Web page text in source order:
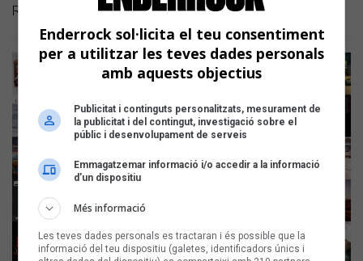
Repassem els llançaments discogràfics dels darrers dies
Enderrock sol·licita el teu consentiment
per a utilitzar les teves dades personals
amb aquests objectius
Publicitat i continguts personalitzats, mesurament de
la publicitat i del contingut, investigació sobre el
públic i desenvolupament de serveis
Emmagatzemar informació i/o accedir a la informació
d’un dispositiu
Més informació
Les teves dades personals es tractaran i és possible que la
informació del teu dispositiu (galetes, identificadors únics i